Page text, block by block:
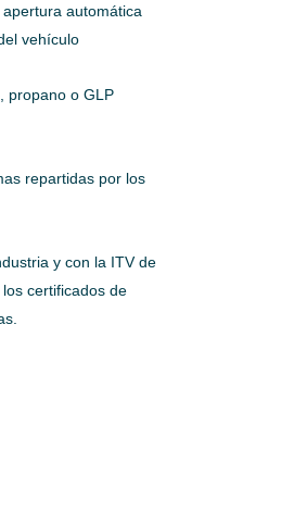
automática
vehículo
propano o GLP
repartidas por los
y con la ITV de
certificados de